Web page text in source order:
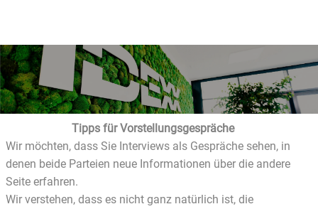
Tipps für Vorstellungsgespräche
Wir möchten, dass Sie Interviews als Gespräche sehen, in
denen beide Parteien neue Informationen über die andere
Seite erfahren.
Wir verstehen, dass es nicht ganz natürlich ist, die